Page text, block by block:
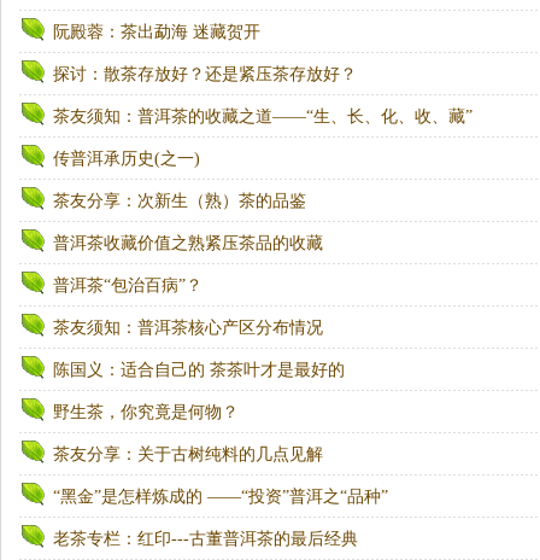
阮殿蓉：茶出勐海 迷藏贺开
探讨：散茶存放好？还是紧压茶存放好？
茶友须知：普洱茶的收藏之道——“生、长、化、收、藏”
传普洱承历史(之一)
茶友分享：次新生（熟）茶的品鉴
普洱茶收藏价值之熟紧压茶品的收藏
普洱茶“包治百病”？
茶友须知：普洱茶核心产区分布情况
陈国义：适合自己的 茶茶叶才是最好的
野生茶，你究竟是何物？
茶友分享：关于古树纯料的几点见解
“黑金”是怎样炼成的 ——“投资”普洱之“品种”
老茶专栏：红印---古董普洱茶的最后经典